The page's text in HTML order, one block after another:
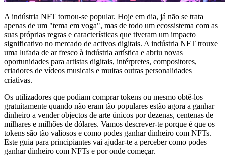
A indústria NFT tornou-se popular. Hoje em dia, já não se trata
apenas de um "tema em voga", mas de todo um ecossistema com as
suas próprias regras e características que tiveram um impacto
significativo no mercado de activos digitais. A indústria NFT trouxe
uma lufada de ar fresco à indústria artística e abriu novas
oportunidades para artistas digitais, intérpretes, compositores,
criadores de vídeos musicais e muitas outras personalidades
criativas.
Os utilizadores que podiam comprar tokens ou mesmo obtê-los
gratuitamente quando não eram tão populares estão agora a ganhar
dinheiro a vender objectos de arte únicos por dezenas, centenas de
milhares e milhões de dólares. Vamos descrever-te porque é que os
tokens são tão valiosos e como podes ganhar dinheiro com NFTs.
Este guia para principiantes vai ajudar-te a perceber como podes
ganhar dinheiro com NFTs e por onde começar.